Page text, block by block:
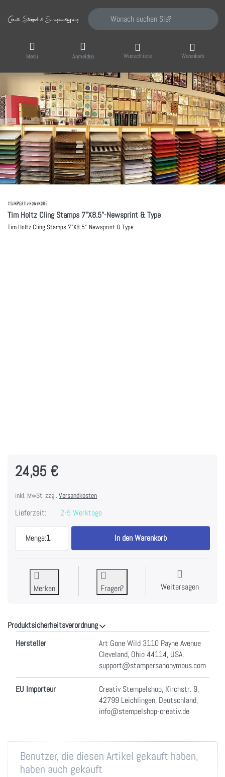
Geben Sie einen Suchbegriff ein. Während
Menü Anmelden Wunschliste Warenkorb
Tim Holtz Cling Stamps 7"X8.5"-Newsprint & Type
Tim Holtz Cling Stamps 7"X8.5"-Newsprint & Type
24,95 €
inkl. MwSt. zzgl. Versandkosten
Lieferzeit: 2-5 Werktage
Menge:1
Tim Holtz Cling Stamps 7"X8.5"-Newsprint &
In den Warenkorb
Merken Fragen? Weitersagen
Produktsicherheitsverordnung
Hersteller
Art Gone Wild 3110 Payne Avenue
Cleveland, Ohio 44114, USA,
support@stampersanonymous.com
EU Importeur
Creativ Stempelshop, Kirchstr. 9,
42799 Leichlingen, Deutschland,
info@stempelshop-creativ.de
Benutzer, die diesen Artikel gekauft haben,
haben auch gekauft